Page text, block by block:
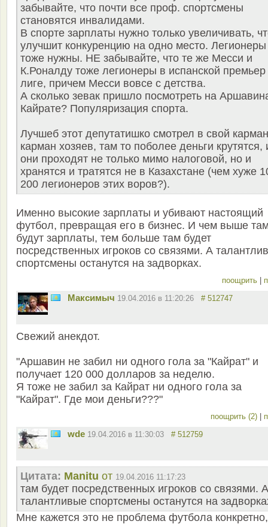
забывайте, что почти все проф. спортсмены
становятся инвалидами.
В спорте зарплаты нужно только увеличивать,
улучшит конкуренцию на одно место. Легионеры
тоже нужны. НЕ забывайте, что те же Месси и
К.Роналду тоже легионеры в испанской премьер
лиге, причем Месси вовсе с детства.
А сколько зевак пришло посмотреть на
Кайрате? Популяризация спорта.
Лучшеб этот депутатишко смотрел в свой
карман хозяев, там то поболее деньги крутятся,
они проходят не только мимо налоговой, но и
хранятся и тратятся не в Казахстане (чем хуже
200 легионеров этих воров?).
Именно высокие зарплаты и убивают настоящий
футбол, превращая его в бизнес. И чем выше
будут зарплаты, тем больше там будет
посредственных игроков со связями. А
спортсмены останутся на задворках.
поощрить
Максимыч 19.04.2016 в 11:20:26 # 512747
Свежий анекдот.
"Аршавин не забил ни одного гола за "Кайрат" и
получает 120 000 долларов за неделю.
Я тоже не забил за Кайрат ни одного гола за
"Кайрат". Где мои деньги???"
поощрить (2)
wde 19.04.2016 в 11:30:03 # 512759
Цитата: Manitu от 19.04.2016 11:17:23
там будет посредственных игроков со связями. А
талантливые спортсмены останутся на
Мне кажется это не проблема футбола